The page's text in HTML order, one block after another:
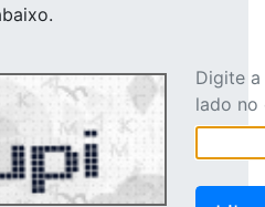
Digite
lado no